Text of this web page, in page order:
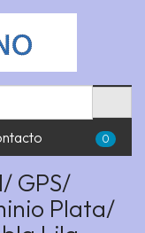
0
GPS/
Plata/